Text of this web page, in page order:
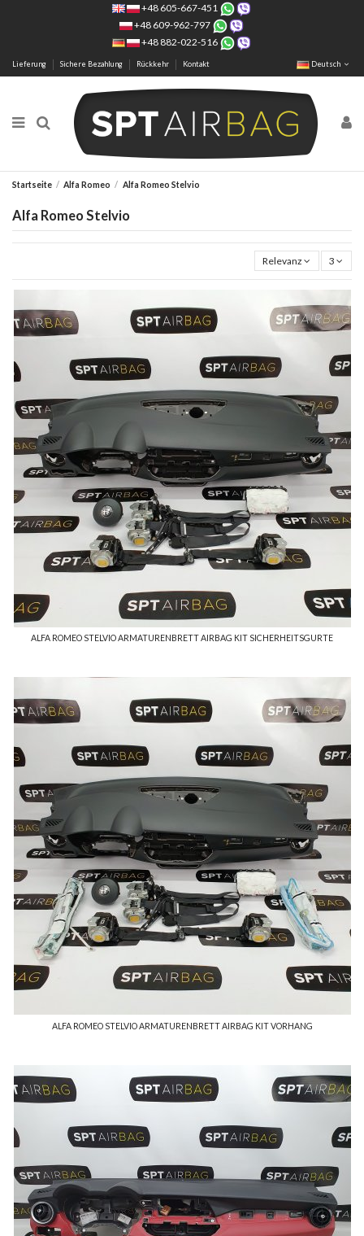
+48 605-667-451
+48 609-962-797
+48 882-022-516
Lieferung Sichere Bezahlung Rückkehr Kontakt Deutsch
Startseite Alfa Romeo Alfa Romeo Stelvio
Alfa Romeo Stelvio
Relevanz 3
ALFA ROMEO STELVIO ARMATURENBRETT AIRBAG KIT SICHERHEITSGURTE
ALFA ROMEO STELVIO ARMATURENBRETT AIRBAG KIT VORHANG